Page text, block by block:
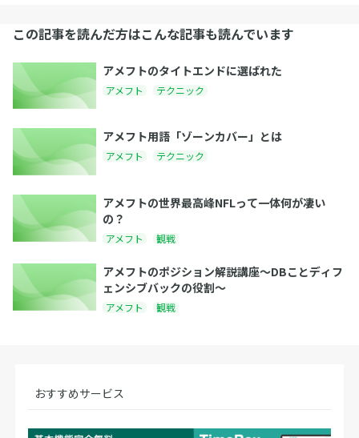
この記事を読んだ方はこんな記事も読んでいます
アメフトのタイトエンドに選ばれた
アメフト テクニック
アメフト用語「ゾーンカバー」とは
アメフト テクニック
アメフトの世界最高峰NFLって一体何が凄い
の？
アメフト 観戦
アメフトのポジション解説講座〜DBことディフ
ェンシブバックの役割〜
アメフト 観戦
おすすめサービス